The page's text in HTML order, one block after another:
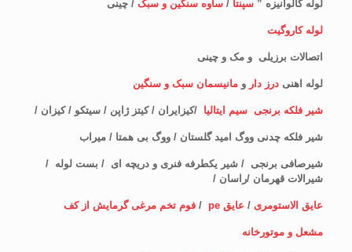
لوله گالوانیزه ” سپنتا / ساوه سنگین و سبک/ چینی
لوله کاروگیت
اتصالات برزیلی و مک و چینی
لوله اهنی درز دار و مانیسمان سبک و سنگین
شیر فلکه برنجی سیم ایتالیا /کیزایران / کیتز ژاپن / سیتکو / کیزان /
شیر فلکه چدنی ووگ امید گلستان / ووگ بی همتا / میراب
شیرصافی برنجی / شیر یکطرفه فنری و دریچه ای / بست لوله /
شیرالات قهرمان /راسان /
عایق الاستومری / عایق pe / فوم تخم مرغی گرمایش از کف
مشعل و موتورخانه